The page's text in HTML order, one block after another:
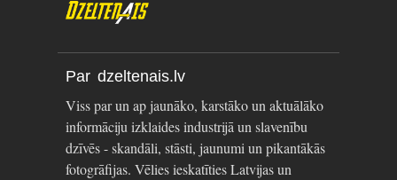
Par dzeltenais.lv
Viss par un ap jaunāko, karstāko un aktuālāko
informāciju izklaides industrijā un slavenību
dzīvēs - skandāli, stāsti, jaunumi un pikantākās
fotogrāfijas. Vēlies ieskatīties Latvijas un